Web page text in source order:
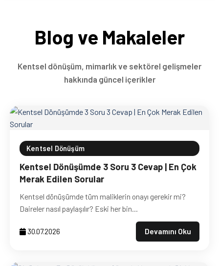
Blog ve Makaleler
Kentsel dönüşüm, mimarlık ve sektörel gelişmeler
hakkında güncel içerikler
Kentsel Dönüşüm
Kentsel Dönüşümde 3 Soru 3 Cevap | En Çok
Merak Edilen Sorular
Kentsel dönüşümde tüm maliklerin onayı gerekir mi?
Daireler nasıl paylaşılır? Eski her bin...
30.07.2026 Devamını Oku